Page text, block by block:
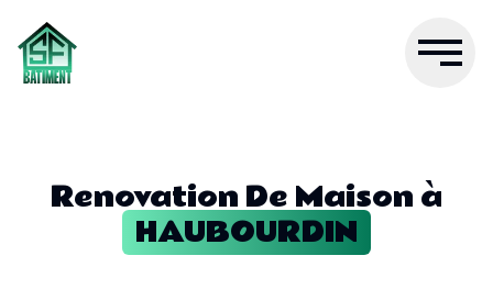
Renovation De Maisonà
HAUBOURDIN